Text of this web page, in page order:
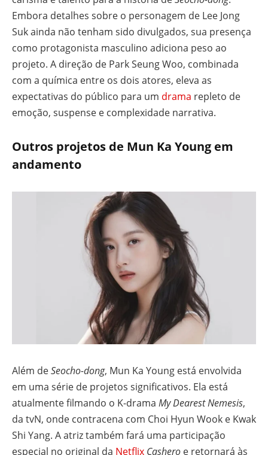
Embora detalhes sobre o personagem de Lee Jong
Suk ainda não tenham sido divulgados, sua presença
como protagonista masculino adiciona peso ao
projeto. A direção de Park Seung Woo, combinada
com a química entre os dois atores, eleva as
expectativas do público para um drama repleto de
emoção, suspense e complexidade narrativa.
Outros projetos de Mun Ka Young em
andamento
Além deSeocho-dong, Mun Ka Young está envolvida
em uma série de projetos significativos. Ela está
atualmente filmando o K-drama My Dearest Nemesis,
da tvN, onde contracena com Choi Hyun Wook e Kwak
Shi Yang. A atriz também fará uma participação
especial no original da Netflix Cashero e retornará às